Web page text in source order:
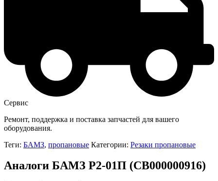
Сервис
Ремонт, поддержка и поставка запчастей для вашего
оборудования.
Теги: БАМЗ, пропановые Категории: Резаки пропановые
Аналоги БАМЗ Р2-01П (СВ000000916)